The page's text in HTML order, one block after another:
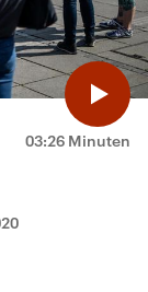
03:26 Minuten